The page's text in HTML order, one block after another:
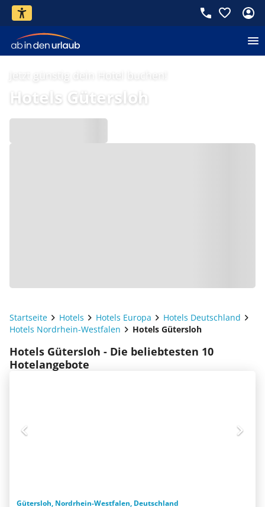
Jetzt günstig dein Hotel buchen!
Hotels Gütersloh
Startseite Hotels Hotels Europa
Hotels Deutschland
Hotels Nordrhein-Westfalen
Hotels Gütersloh
Hotels Gütersloh - Die beliebtesten 10
Hotelangebote
Gütersloh, Nordrhein-Westfalen, Deutschland